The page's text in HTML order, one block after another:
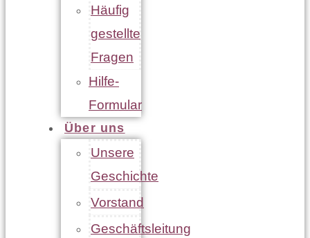
Häufig
gestellte
Fragen
Hilfe-
Formular
Über uns
Unsere
Geschichte
Vorstand
Geschäftsleitung